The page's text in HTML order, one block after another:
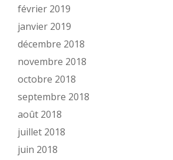
février 2019
janvier 2019
décembre 2018
novembre 2018
octobre 2018
septembre 2018
août 2018
juillet 2018
juin 2018